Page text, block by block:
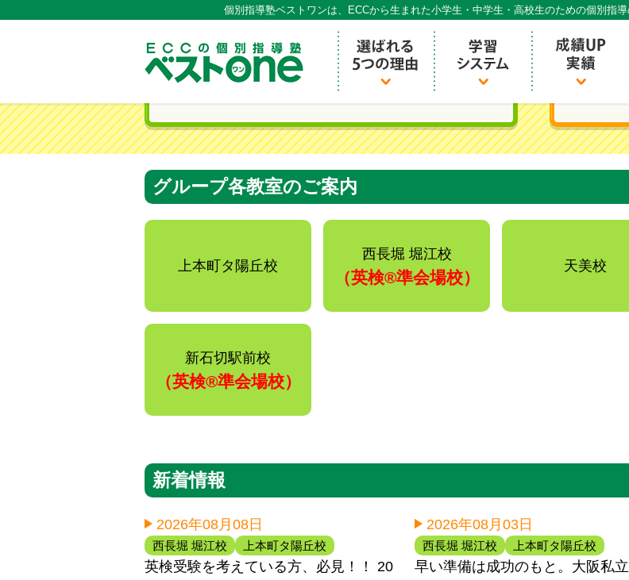
個別指導塾ベストワンは、ECCから生まれた小学生・中学生・高校生のための個別指
ECCの個別指導ECCベストワン
グループ各教室のご案内
上本町タ陽丘校
西長堀 堀江校
（英検®️準会場校）
天美校
新石切駅前校
（英検®️準会場校）
新着情報
2026年08月08日
西長堀 堀江校 上本町タ陽丘校
英検受験を考えている方、必見！！ 20
2026年08月03日
西長堀 堀江校 上本町タ陽丘校
早い準備は成功のもと。大阪私